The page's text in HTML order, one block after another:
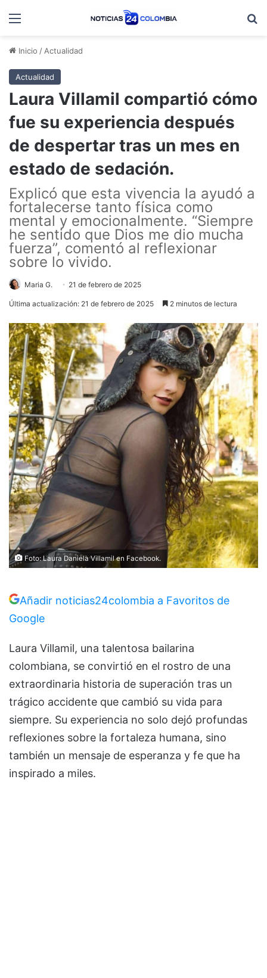
Menú
Inicio / Actualidad
Actualidad
Laura Villamil compartió cómo
fue su experiencia después
de despertar tras un mes en
estado de sedación.
Explicó que esta vivencia la ayudó a
fortalecerse tanto física como
mental y emocionalmente. “Siempre
he sentido que Dios me dio mucha
fuerza”, comentó al reflexionar
sobre lo vivido.
Maria G. 21 de febrero de 2025
Última actualización: 21 de febrero de 2025 2 minutos de lectura
Foto: Laura Daniela Villamil en Facebook.
Añadir noticias24colombia a Favoritos de
Google
Laura Villamil, una talentosa bailarina
colombiana, se convirtió en el rostro de una
extraordinaria historia de superación tras un
trágico accidente que cambió su vida para
siempre. Su experiencia no solo dejó profundas
reflexiones sobre la fortaleza humana, sino
también un mensaje de esperanza y fe que ha
inspirado a miles.